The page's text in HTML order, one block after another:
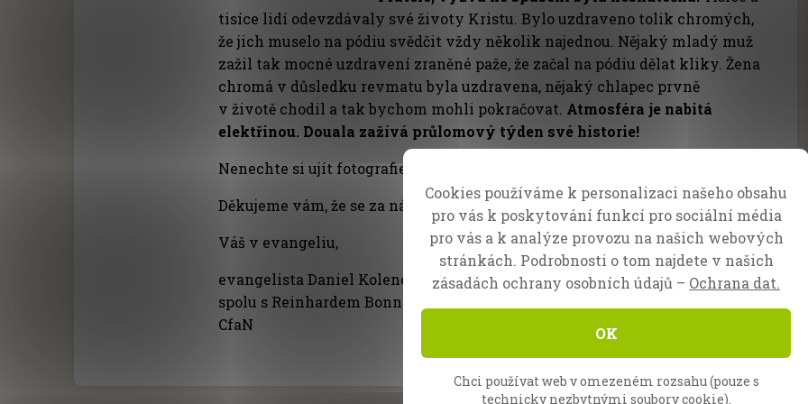
tisíce lidí odevzdávaly své životy Kristu. Bylo uzdraveno tolik chromých,
že jich muselo na pódiu svědčit vždy několik najednou. Nějaký mladý muž
zažil tak mocné uzdravení zraněné paže, že začal na pódiu dělat kliky. Žena
chromá v důsledku revmatu byla uzdravena, nějaký chlapec prvně
v životě chodil a tak bychom mohli pokračovat. Atmosféra je nabitá
elektřinou. Douala zažívá průlomový týden své historie!
Nenechte si ujít fotografie a další každodenní zprávy z Kamerunu!
Děkujeme vám, že se za nás modlíte.
Váš v evangeliu,
evangelista Daniel Kolenda
spolu s Reinhardem Bonnkem, Peterem van den Bergem a celým týmem
CfaN
Cookies používáme k personalizaci našeho obsahu
pro vás k poskytování funkcí pro sociální média
pro vás a k analýze provozu na našich webových
stránkách. Podrobnosti o tom najdete v našich
zásadách ochrany osobních údajů – Ochrana dat.
OK
Chci používat web v omezeném rozsahu (pouze s
technicky nezbytnými soubory cookie).